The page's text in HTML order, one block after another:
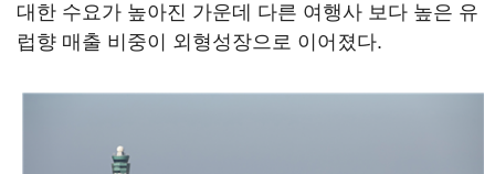
대한 수요가 높아진 가운데 다른 여행사 보다 높은 유
럽향 매출 비중이 외형성장으로 이어졌다.